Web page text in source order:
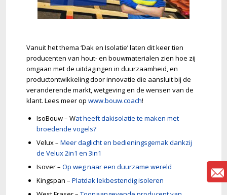
Vanuit het thema ‘Dak en Isolatie’ laten dit keer tien
producenten van hout- en bouwmaterialen zien hoe zij
omgaan met de uitdagingen in duurzaamheid, en
productontwikkeling door innovatie die aansluit bij de
veranderende markt, wetgeving en de wensen van de
klant. Lees meer op www.bouw.coach!
IsoBouw – Wat heeft dakisolatie te maken met
broedende vogels?
Velux – Meer daglicht en bedieningsgemak dankzij
de Velux 2in1 en 3in1
Isover – Op weg naar een duurzame wereld
Kingspan – Platdak lekbestendig isoleren